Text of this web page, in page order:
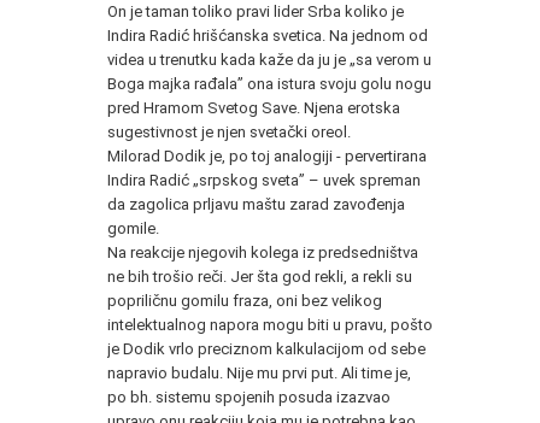
On je taman toliko pravi lider Srba koliko je
Indira Radić hrišćanska svetica. Na jednom od
videa u trenutku kada kaže da ju je „sa verom u
Boga majka rađala” ona istura svoju golu nogu
pred Hramom Svetog Save. Njena erotska
sugestivnost je njen svetački oreol.
Milorad Dodik je, po toj analogiji - pervertirana
Indira Radić „srpskog sveta” – uvek spreman
da zagolica prljavu maštu zarad zavođenja
gomile.
Na reakcije njegovih kolega iz predsedništva
ne bih trošio reči. Jer šta god rekli, a rekli su
popriličnu gomilu fraza, oni bez velikog
intelektualnog napora mogu biti u pravu, pošto
je Dodik vrlo preciznom kalkulacijom od sebe
napravio budalu. Nije mu prvi put. Ali time je,
po bh. sistemu spojenih posuda izazvao